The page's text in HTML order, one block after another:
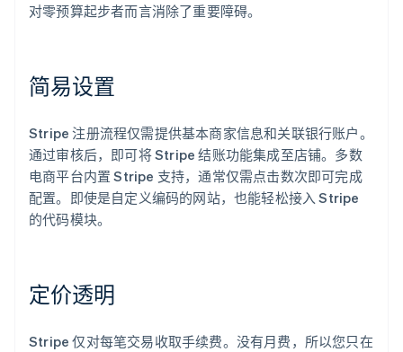
对零预算起步者而言消除了重要障碍。
简易设置
Stripe 注册流程仅需提供基本商家信息和关联银行账户。
通过审核后，即可将 Stripe 结账功能集成至店铺。多数
电商平台内置 Stripe 支持，通常仅需点击数次即可完成
配置。即使是自定义编码的网站，也能轻松接入 Stripe
的代码模块。
定价透明
Stripe 仅对每笔交易收取手续费。没有月费，所以您只在